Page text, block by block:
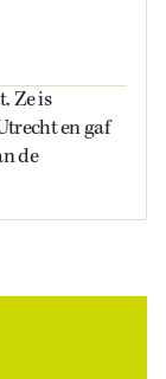
Ze is
en gaf
de